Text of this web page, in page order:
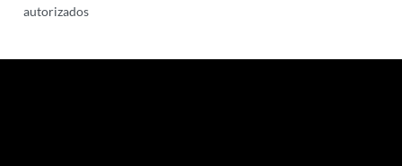
autorizados